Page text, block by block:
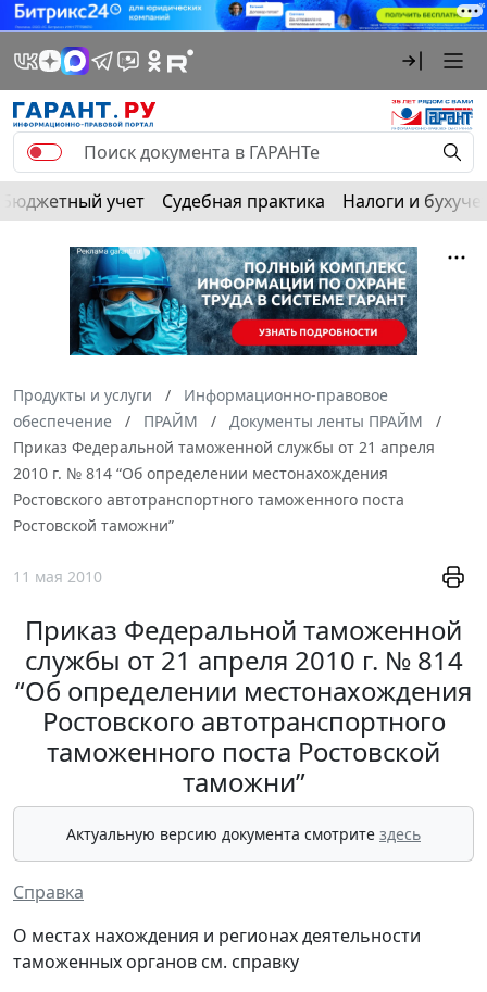
Бюджетный учет Судебная практика Налоги и
Продукты и услуги
Информационно-правовое
обеспечение
ПРАЙМ
Документы ленты ПРАЙМ
Приказ Федеральной таможенной службы от 21 апреля
2010 г. № 814 “Об определении местонахождения
Ростовского автотранспортного таможенного поста
Ростовской таможни”
11 мая 2010
Приказ Федеральной таможенной
службы от 21 апреля 2010 г. № 814
“Об определении местонахождения
Ростовского автотранспортного
таможенного поста Ростовской
таможни”
Актуальную версию документа смотрите здесь
Справка
О местах нахождения и регионах деятельности
таможенных органов см. справку